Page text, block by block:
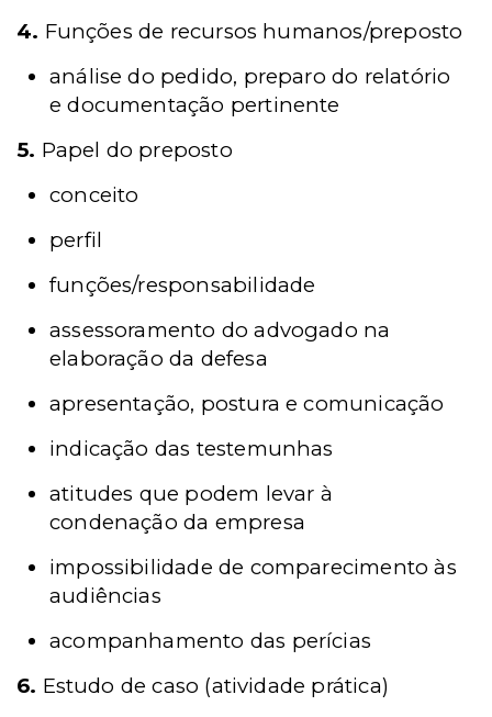
4. Funções de recursos humanos/preposto
análise do pedido, preparo do relatório
e documentação pertinente
5. Papel do preposto
conceito
perfil
funções/responsabilidade
assessoramento do advogado na
elaboração da defesa
apresentação, postura e comunicação
indicação das testemunhas
atitudes que podem levar à
condenação da empresa
impossibilidade de comparecimento às
audiências
acompanhamento das perícias
6. Estudo de caso (atividade prática)